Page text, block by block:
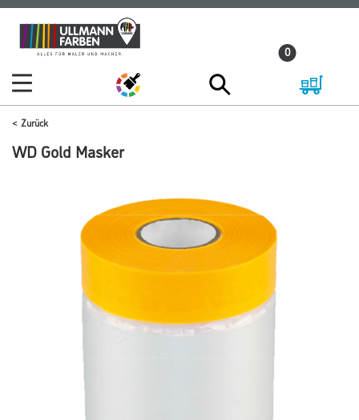
Zum
Inhalt
Zum
Navigationsmenü
0
Zurück
WD Gold Masker